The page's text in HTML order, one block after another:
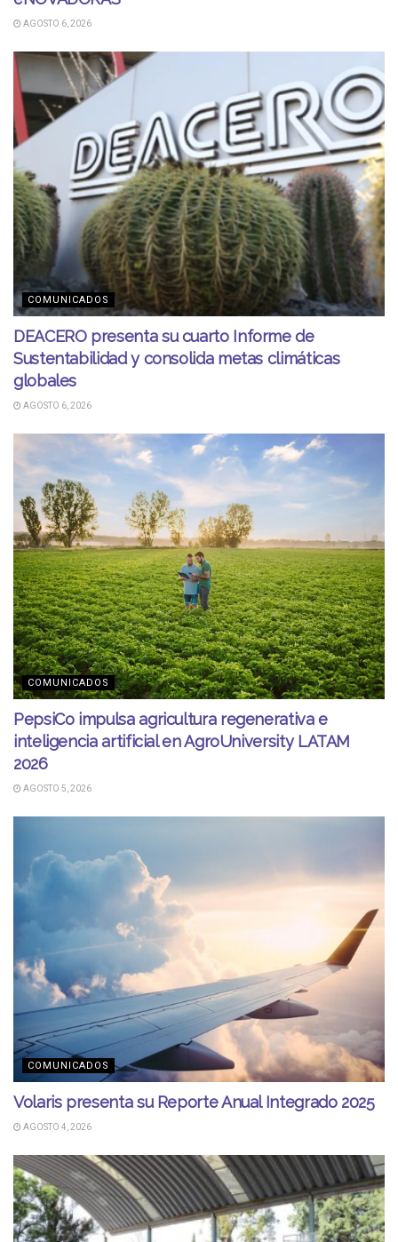
AGOSTO 6, 2026
COMUNICADOS
DEACERO presenta su cuarto Informe de
Sustentabilidad y consolida metas climáticas
globales
AGOSTO 6, 2026
COMUNICADOS
PepsiCo impulsa agricultura regenerativa e
inteligencia artificial en AgroUniversity LATAM
2026
AGOSTO 5, 2026
COMUNICADOS
Volaris presenta su Reporte Anual Integrado 2025
AGOSTO 4, 2026